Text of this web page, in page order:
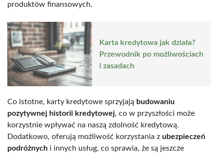
produktów finansowych.
Karta kredytowa jak działa?
Przewodnik po możliwościach
i zasadach
Co istotne, karty kredytowe sprzyjają budowaniu
pozytywnej historii kredytowej, co w przyszłości może
korzystnie wpływać na naszą zdolność kredytową.
Dodatkowo, oferują możliwość korzystania z ubezpieczeń
podróżnych i innych usług, co sprawia, że są jeszcze